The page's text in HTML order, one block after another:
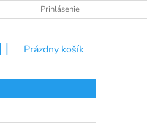
Prihlásenie
NÁKUPNÝ
Prázdny košík